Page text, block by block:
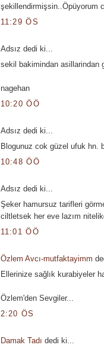
şekillendirmişsin..Öpüyorum
11:29 ÖS
Adsız dedi ki...
sekil bakimindan asillarindan
nagehan
10:20 ÖÖ
Adsız dedi ki...
Blogunuz cok güzel ufuk hn.
10:48 ÖÖ
Adsız dedi ki...
Şeker hamursuz tarifleri
ciltletsek her eve lazım
11:01 ÖÖ
Özlem Avcı-mutfaktayimm
Ellerinize sağlık kurabiyeler
Özlem'den Sevgiler...
2:20 ÖS
Damak Tadı dedi ki...